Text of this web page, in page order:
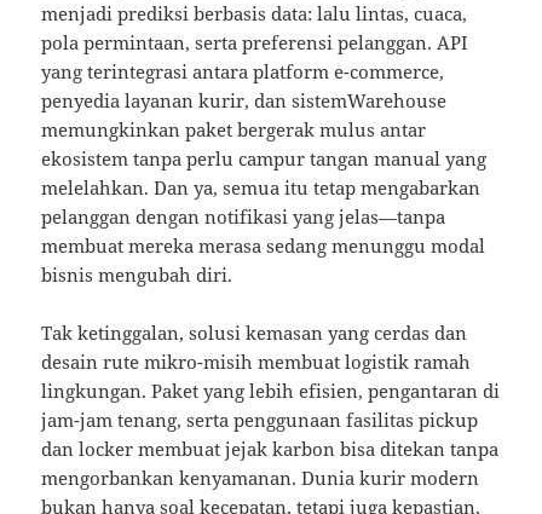
menjadi prediksi berbasis data: lalu lintas, cuaca,
pola permintaan, serta preferensi pelanggan. API
yang terintegrasi antara platform e-commerce,
penyedia layanan kurir, dan sistemWarehouse
memungkinkan paket bergerak mulus antar
ekosistem tanpa perlu campur tangan manual yang
melelahkan. Dan ya, semua itu tetap mengabarkan
pelanggan dengan notifikasi yang jelas—tanpa
membuat mereka merasa sedang menunggu modal
bisnis mengubah diri.
Tak ketinggalan, solusi kemasan yang cerdas dan
desain rute mikro-misih membuat logistik ramah
lingkungan. Paket yang lebih efisien, pengantaran di
jam-jam tenang, serta penggunaan fasilitas pickup
dan locker membuat jejak karbon bisa ditekan tanpa
mengorbankan kenyamanan. Dunia kurir modern
bukan hanya soal kecepatan, tetapi juga kepastian,